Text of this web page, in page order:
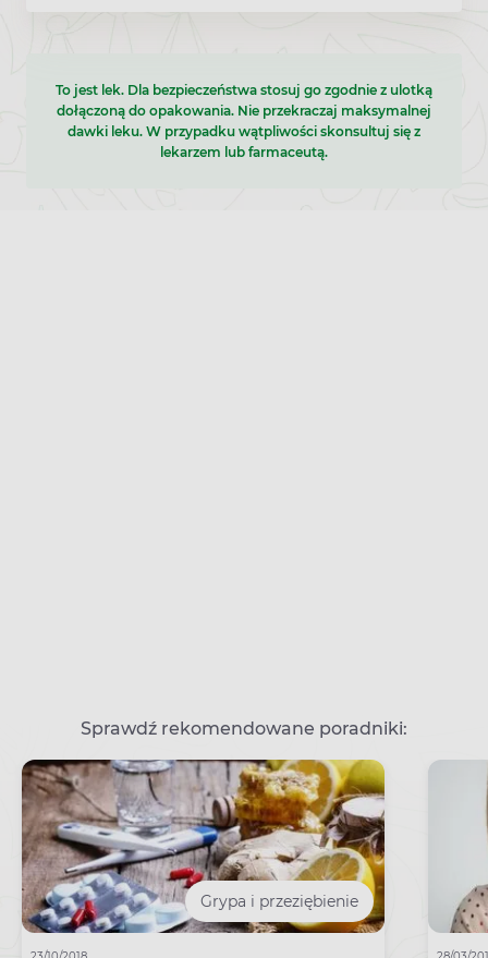
To jest lek. Dla bezpieczeństwa stosuj go zgodnie z ulotką
dołączoną do opakowania. Nie przekraczaj maksymalnej
dawki leku. W przypadku wątpliwości skonsultuj się z
lekarzem lub farmaceutą.
Sprawdź rekomendowane poradniki:
Grypa i przeziębienie